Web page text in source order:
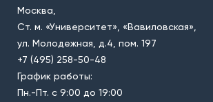
Москва,
Ст. м. «Университет», «Вавиловская»,
ул. Молодежная, д.4, пом. 197
+7 (495) 258-50-48
График работы:
Пн.-Пт. с 9:00 до 19:00